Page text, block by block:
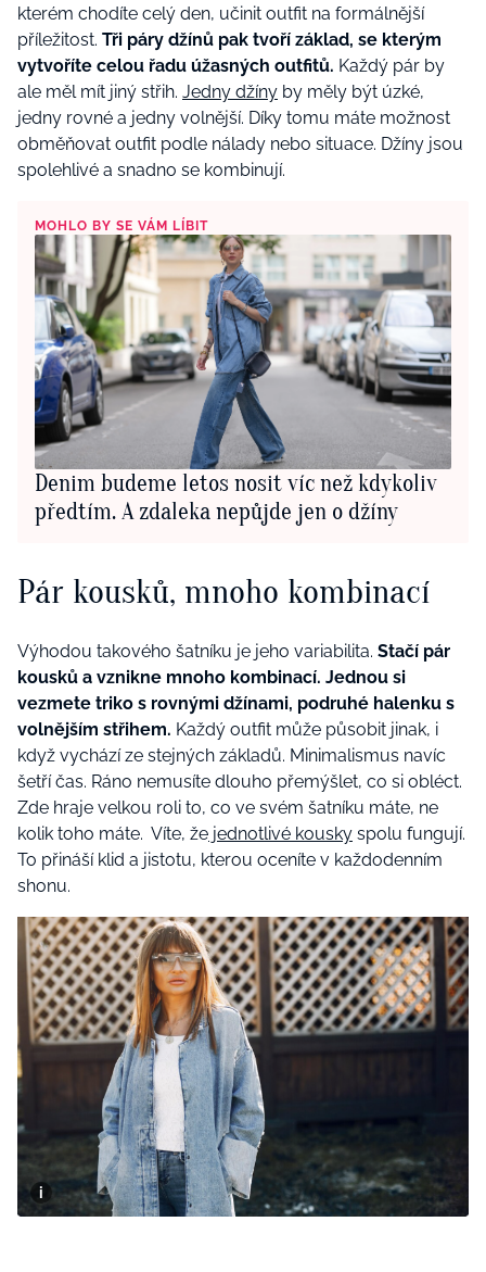
kterém chodíte celý den, učinit outfit na formálnější
příležitost. Tři páry džínů pak tvoří základ, se kterým
vytvoříte celou řadu úžasných outfitů. Každý pár by
ale měl mít jiný střih. Jedny džíny by měly být úzké,
jedny rovné a jedny volnější. Díky tomu máte možnost
obměňovat outfit podle nálady nebo situace. Džíny jsou
spolehlivé a snadno se kombinují.
MOHLO BY SE VÁM LÍBIT
Denim budeme letos nosit víc než kdykoliv
předtím. A zdaleka nepůjde jen o džíny
Pár kousků, mnoho kombinací
Výhodou takového šatníku je jeho variabilita. Stačí pár
kousků a vznikne mnoho kombinací. Jednou si
vezmete triko s rovnými džínami, podruhé halenku s
volnějším střihem. Každý outfit může působit jinak, i
když vychází ze stejných základů. Minimalismus navíc
šetří čas. Ráno nemusíte dlouho přemýšlet, co si obléct.
Zde hraje velkou roli to, co ve svém šatníku máte, ne
kolik toho máte. Víte, že jednotlivé kousky spolu fungují.
To přináší klid a jistotu, kterou oceníte v každodenním
shonu.